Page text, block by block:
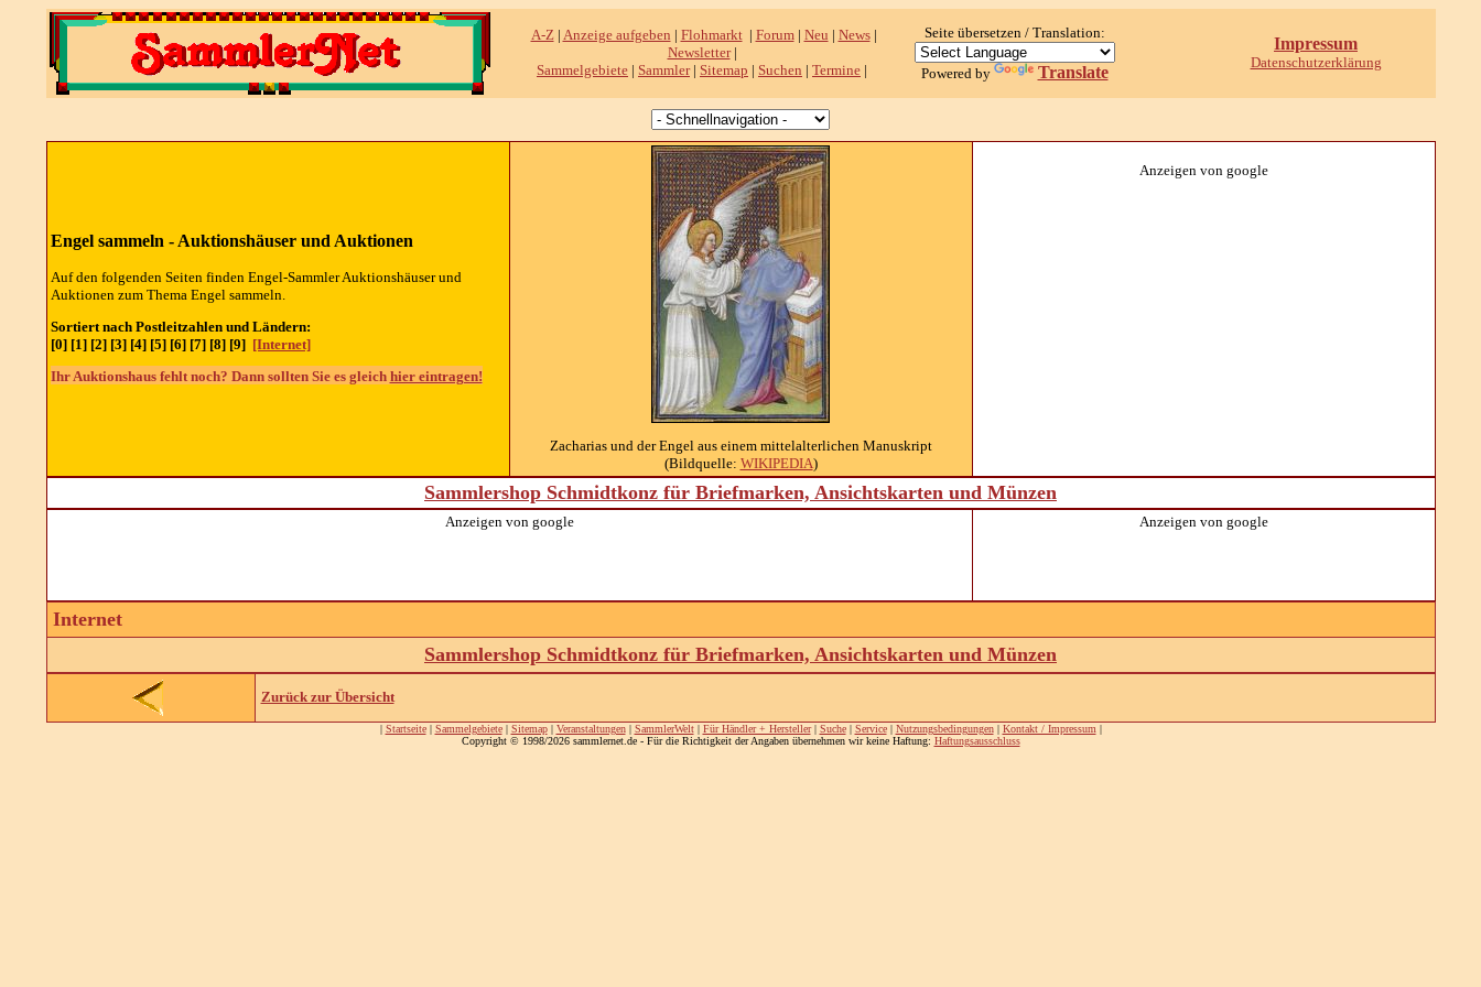
A-Z| Anzeige aufgeben | Flohmarkt| Forum| Neu | News|
Newsletter|
Sammelgebiete | Sammler| Sitemap | Suchen | Termine |
Seite übersetzen / Translation:
Powered by Translate
Impressum
Datenschutzerklärung
Engel sammeln - Auktionshäuser und Auktionen
Auf den folgenden Seiten finden Engel-Sammler Auktionshäuser und
Auktionen zum Thema Engel sammeln.
Sortiert nach Postleitzahlen und Ländern:
[0] [1] [2] [3] [4] [5] [6] [7] [8] [9] [Internet]
Ihr Auktionshaus fehlt noch? Dann sollten Sie es gleich hier eintragen!
Zacharias und der Engel aus einem mittelalterlichen Manuskript
(Bildquelle: WIKIPEDIA)
Anzeigen von google
Sammlershop Schmidtkonz für Briefmarken, Ansichtskarten und Münzen
Anzeigen von google Anzeigen von google
Internet
Sammlershop Schmidtkonz für Briefmarken, Ansichtskarten und Münzen
Zurück zur Übersicht
| Startseite| Sammelgebiete| Sitemap| Veranstaltungen| SammlerWelt| Für Händler + Hersteller| Suche| Service| Nutzungsbedingungen| Kontakt / Impressum |
Copyright © 1998/2026 sammlernet.de - Für die Richtigkeit der Angaben übernehmen wir keine Haftung: Haftungsausschluss